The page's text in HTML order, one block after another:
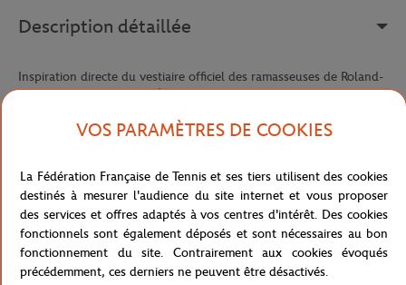
Description détaillée
Inspiration directe du vestiaire officiel des ramasseuses de Roland-
limitant la production de matières vierges, elle associe légèreté et
résistance à l'usage. La technologie Ultra Dry évacue la
transpiration pour un confort optimal pendant le jeu. Le shorty
intégré assure couverture et praticité en match. La finition plissée
apporte une touche d'élégance et de dynamisme à chaque pas. La
taille élastiquée s'adapte parfaitement à la morphologie pour un
VOS PARAMÈTRES DE COOKIES
La Fédération Française de Tennis et ses tiers utilisent des cookies
destinés à mesurer l'audience du site internet et vous proposer
des services et offres adaptés à vos centres d'intérêt. Des cookies
fonctionnels sont également déposés et sont nécessaires au bon
fonctionnement du site. Contrairement aux cookies évoqués
précédemment, ces derniers ne peuvent être désactivés.